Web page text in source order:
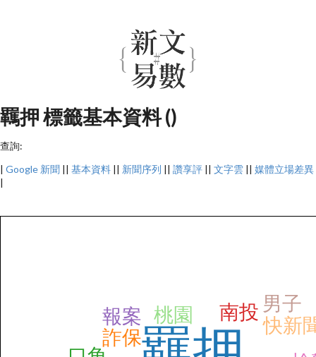
羈押 標籤基本資料 ()
查詢:
| Google 新聞 || 基本資料 || 新聞序列 || 讚享評 || 文字雲 || 媒體立場差異
|
快新
詐保
桃園 南投
報案
男子